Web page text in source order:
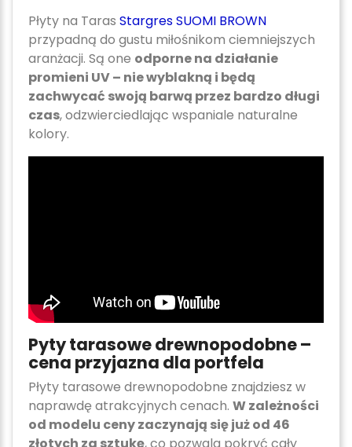
Płyty na Taras Stargres SUOMI BROWN
przypadną do gustu miłośnikom ciemniejszych
aranżacji. Są one odporne na działanie
promieni UV – nie wyblakną i będą
zachwycać swoją barwą przez bardzo długi
czas, odzwierciedlając wspaniale naturalne
kolory.
Pyty tarasowe drewnopodobne –
cena przyjazna dla portfela
Płyty tarasowe drewnopodobne znajdziesz w
naprawdę atrakcyjnych cenach. W zależności
od modelu ceny zaczynają się już od 46
złotych za sztukę, co pozwala pokryć cały